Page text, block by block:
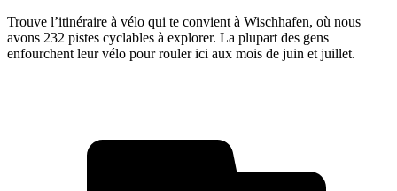
Trouve l’itinéraire à vélo qui te convient à Wischhafen, où nous
avons 232 pistes cyclables à explorer. La plupart des gens
enfourchent leur vélo pour rouler ici aux mois de juin et juillet.